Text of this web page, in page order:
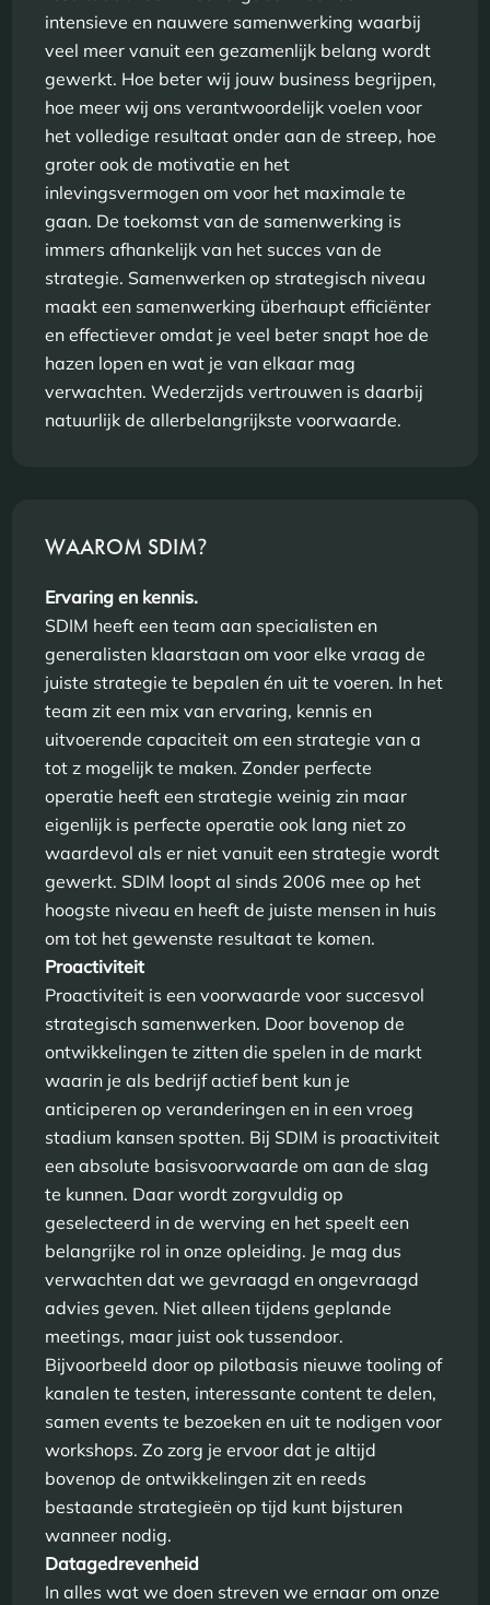
intensieve en nauwere samenwerking waarbij
veel meer vanuit een gezamenlijk belang wordt
gewerkt. Hoe beter wij jouw business begrijpen,
hoe meer wij ons verantwoordelijk voelen voor
het volledige resultaat onder aan de streep, hoe
groter ook de motivatie en het
inlevingsvermogen om voor het maximale te
gaan. De toekomst van de samenwerking is
immers afhankelijk van het succes van de
strategie. Samenwerken op strategisch niveau
maakt een samenwerking überhaupt efficiënter
en effectiever omdat je veel beter snapt hoe de
hazen lopen en wat je van elkaar mag
verwachten. Wederzijds vertrouwen is daarbij
natuurlijk de allerbelangrijkste voorwaarde.
WAAROM SDIM?
Ervaring en kennis.
SDIM heeft een team aan specialisten en
generalisten klaarstaan om voor elke vraag de
juiste strategie te bepalen én uit te voeren. In het
team zit een mix van ervaring, kennis en
uitvoerende capaciteit om een strategie van a
tot z mogelijk te maken. Zonder perfecte
operatie heeft een strategie weinig zin maar
eigenlijk is perfecte operatie ook lang niet zo
waardevol als er niet vanuit een strategie wordt
gewerkt. SDIM loopt al sinds 2006 mee op het
hoogste niveau en heeft de juiste mensen in huis
om tot het gewenste resultaat te komen.
Proactiviteit
Proactiviteit is een voorwaarde voor succesvol
strategisch samenwerken. Door bovenop de
ontwikkelingen te zitten die spelen in de markt
waarin je als bedrijf actief bent kun je
anticiperen op veranderingen en in een vroeg
stadium kansen spotten. Bij SDIM is proactiviteit
een absolute basisvoorwaarde om aan de slag
te kunnen. Daar wordt zorgvuldig op
geselecteerd in de werving en het speelt een
belangrijke rol in onze opleiding. Je mag dus
verwachten dat we gevraagd en ongevraagd
advies geven. Niet alleen tijdens geplande
meetings, maar juist ook tussendoor.
Bijvoorbeeld door op pilotbasis nieuwe tooling of
kanalen te testen, interessante content te delen,
samen events te bezoeken en uit te nodigen voor
workshops. Zo zorg je ervoor dat je altijd
bovenop de ontwikkelingen zit en reeds
bestaande strategieën op tijd kunt bijsturen
wanneer nodig.
Datagedrevenheid
In alles wat we doen streven we ernaar om onze